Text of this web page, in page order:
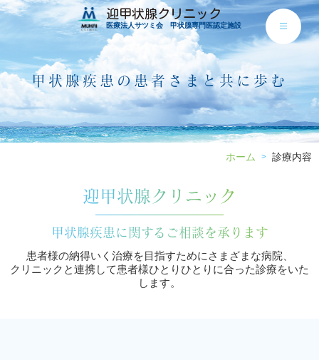
迎甲状腺クリニック
医療法人サツミ会 甲状腺専門医認定施設
甲状腺疾患の患者さまと共に歩む
ホーム > 診療内容
迎甲状腺クリニック
甲状腺疾患に関するご相談を承ります
患者様の納得いく治療を目指すためにさまざまな病院、
クリニックと連携して患者様ひとりひとりに合った診療をいた
します。